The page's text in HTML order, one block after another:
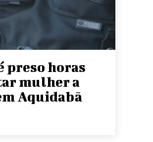
preso horas
mulher a
Aquidabã